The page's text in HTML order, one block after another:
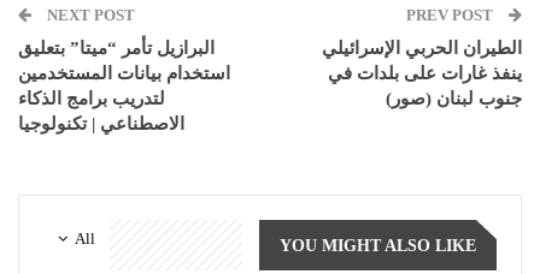
الطيران الحربي الإسرائيلي
ينفذ غارات على بلدات في
جنوب لبنان (صور)
NEXT POST
البرازيل تأمر “ميتا” بتعليق
استخدام بيانات المستخدمين
لتدريب برامج الذكاء
الاصطناعي | تكنولوجيا
All YOU MIGHT ALSO LIKE